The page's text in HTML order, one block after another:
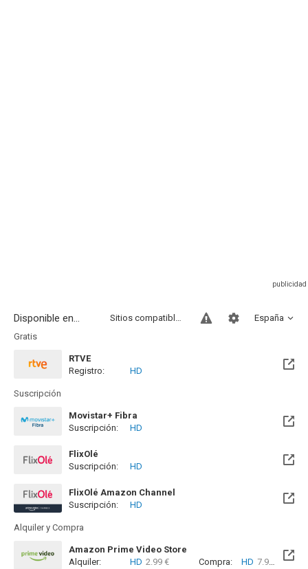
Disponible en... España
Sitios compatibles
Gratis
RTVE
Registro:
HD
Suscripción
Movistar+ Fibra
Disponible hasta el Vie, 01 Ene 2100 (Quedan 73 años)
Suscripción: HD
FlixOlé
Suscripción:
HD
FlixOlé Amazon Channel
Suscripción:
HD
Alquiler y Compra
Amazon Prime Video Store
Alquiler:
HD 2.99 € Compra: HD 7.99 €